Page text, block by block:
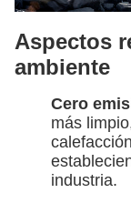
Aspectos
ambiente
Cero
más
industria.